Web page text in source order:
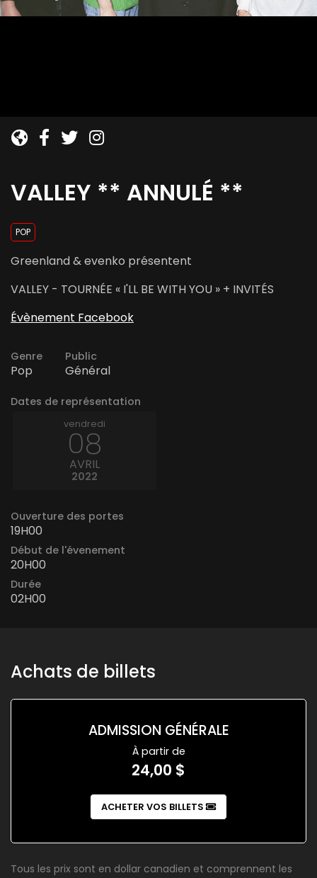
VALLEY ** ANNULÉ **
POP
Greenland & evenko présentent
VALLEY - TOURNÉE « I'LL BE WITH YOU » + INVITÉS
Évènement Facebook
Genre
Pop
Public
Général
Dates de représentation
vendredi
08
AVRIL
2022
Ouverture des portes
19H00
Début de l'évenement
20H00
Durée
02H00
Achats de billets
ADMISSION GÉNÉRALE
À partir de
24,00 $
ACHETER VOS BILLETS
Tous les prix sont en dollar canadien et comprennent les